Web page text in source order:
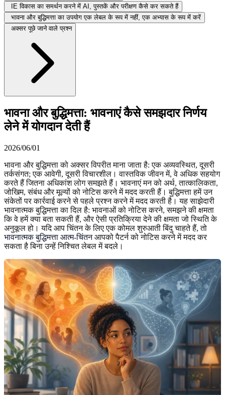
IE विकास का समर्थन करने में AI, पुस्तकें और परीक्षण कैसे कर सकते हैं
भावना और बुद्धिमत्ता का उपयोग एक लेबल के रूप में नहीं, एक अभ्यास के रूप में करें
अक्सर पूछे जाने वाले प्रश्न
भावना और बुद्धिमत्ता: भावनाएं कैसे समझदार निर्णय
लेने में योगदान देती हैं
2026/06/01
भावना और बुद्धिमत्ता को अक्सर विपरीत माना जाता है: एक अव्यवस्थित, दूसरी
तर्कसंगत; एक आवेगी, दूसरी विचारशील। वास्तविक जीवन में, वे अधिक सहयोग
करते हैं जितना अधिकांश लोग समझते हैं। भावनाएं मन को अर्थ, तात्कालिकता,
जोखिम, संबंध और मूल्यों को नोटिस करने में मदद करती हैं। बुद्धिमत्ता हमें उन
संकेतों पर कार्रवाई करने से पहले प्रश्न करने में मदद करती है। यह साझेदारी
भावनात्मक बुद्धिमत्ता का दिल है: भावनाओं को नोटिस करने, समझने की क्षमता
कि वे हमें क्या बता सकती हैं, और ऐसी प्रतिक्रिया देने की क्षमता जो स्थिति के
अनुकूल हो। यदि आप चिंतन के लिए एक कोमल शुरुआती बिंदु चाहते हैं, तो
भावनात्मक बुद्धिमत्ता आत्म-चिंतनआपको पैटर्न को नोटिस करने में मदद कर
सकता है बिना उन्हें निश्चित लेबल में बदले।